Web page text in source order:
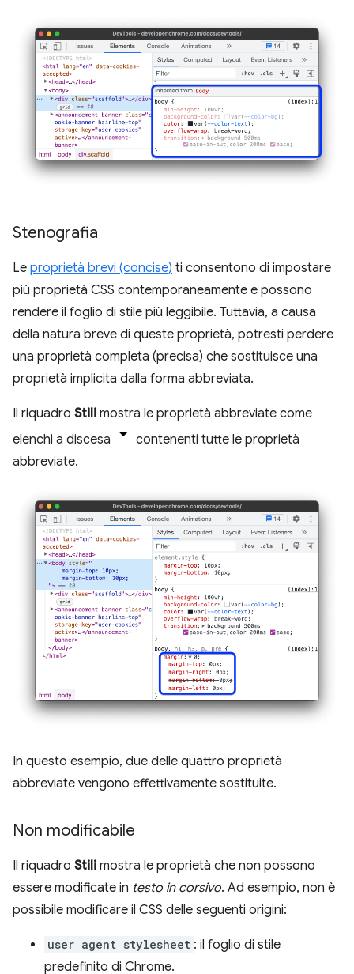
Stenografia
Le proprietà brevi (concise) ti consentono di impostare
più proprietà CSS contemporaneamente e possono
rendere il foglio di stile più leggibile. Tuttavia, a causa
della natura breve di queste proprietà, potresti perdere
una proprietà completa (precisa) che sostituisce una
proprietà implicita dalla forma abbreviata.
Il riquadro Stili mostra le proprietà abbreviate come
elenchi a discesa
contenenti tutte le proprietà
abbreviate.
In questo esempio, due delle quattro proprietà
abbreviate vengono effettivamente sostituite.
Non modificabile
Il riquadro Stili mostra le proprietà che non possono
essere modificate in testo in corsivo. Ad esempio, non è
possibile modificare il CSS delle seguenti origini:
user agent stylesheet : il foglio di stile
predefinito di Chrome.